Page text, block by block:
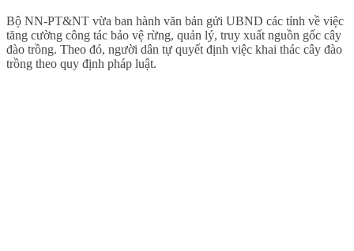
Bộ NN-PT&NT vừa ban hành văn bản gửi UBND các tỉnh về việc
tăng cường công tác bảo vệ rừng, quản lý, truy xuất nguồn gốc cây
đào trồng. Theo đó, người dân tự quyết định việc khai thác cây đào
trồng theo quy định pháp luật.